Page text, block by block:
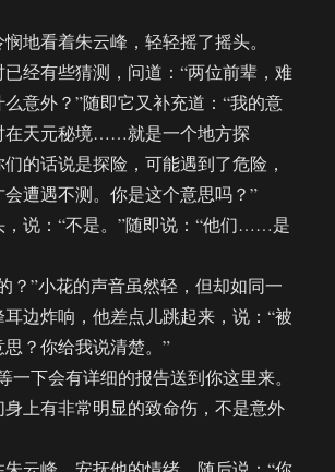
看着朱云峰，轻轻摇了摇头。
有些猜测，问道：“两位前辈，难
意外？”随即它又补充道：“我的意
在天元秘境……就是一个地方探
的话说是探险，可能遇到了危险，
遭遇不测。你是这个意思吗？”
说：“不是。”随即说：“他们……是
”小花的声音虽然轻，但却如同一
边炸响，他差点儿跳起来，说：“被
？你给我说清楚。”
下会有详细的报告送到你这里来。
上有非常明显的致命伤，不是意外